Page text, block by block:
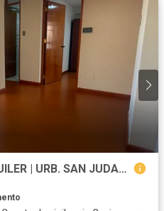
DEPARTAMENTO EN ALQUILER | URB. SAN JUDAS CHICO – WANCHAQ, CUSCO